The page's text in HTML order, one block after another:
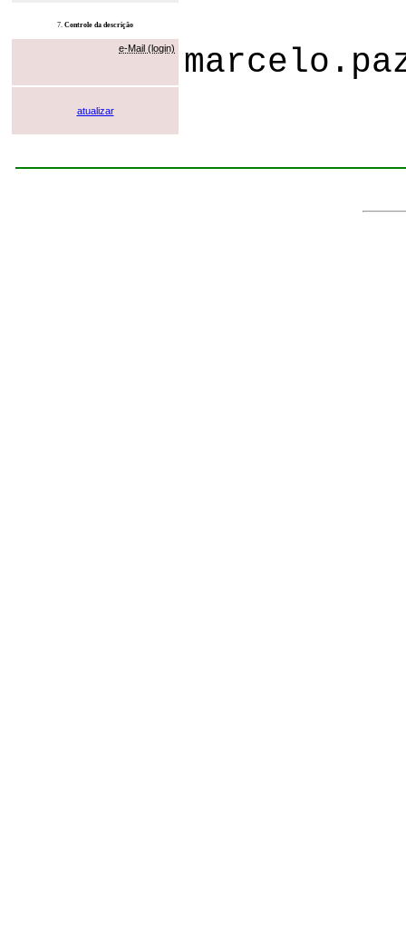
7. Controle da descrição
e-Mail (login)
atualizar